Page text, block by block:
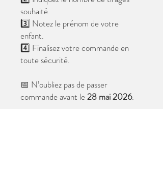
souhaité.
3️⃣ Notez le prénom de votre
enfant.
4️⃣ Finalisez votre commande en
toute sécurité.
📅 N’oubliez pas de passer
commande avant le28 mai 2026.